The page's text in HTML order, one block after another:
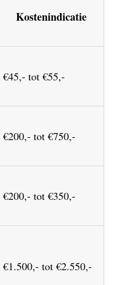
Kostenindicatie
€45,- tot €55,-
€200,- tot €750,-
€200,- tot €350,-
€1.500,- tot €2.550,-